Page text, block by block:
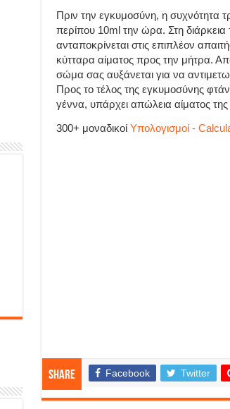
Πριν την εγκυμοσύνη, η συχνότητα
περίπου 10ml την ώρα. Στη
ανταποκρίνεται στις επιπλέον
κύτταρα αίματος προς την μήτρα.
σώμα σας αυξάνεται για να
Προς το τέλος της εγκυμοσύνης
γέννα, υπάρχει απώλεια αίματος
300+ μοναδικοί Υπολογισμοί -
Share Facebook Twitter